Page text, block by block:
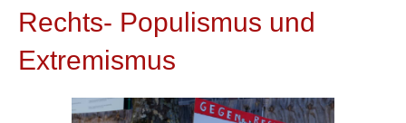
Rechts- Populismus und
Extremismus